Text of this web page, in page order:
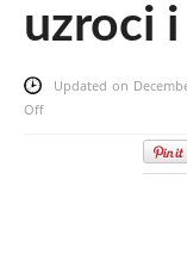
uzroci
Updated on
Offon